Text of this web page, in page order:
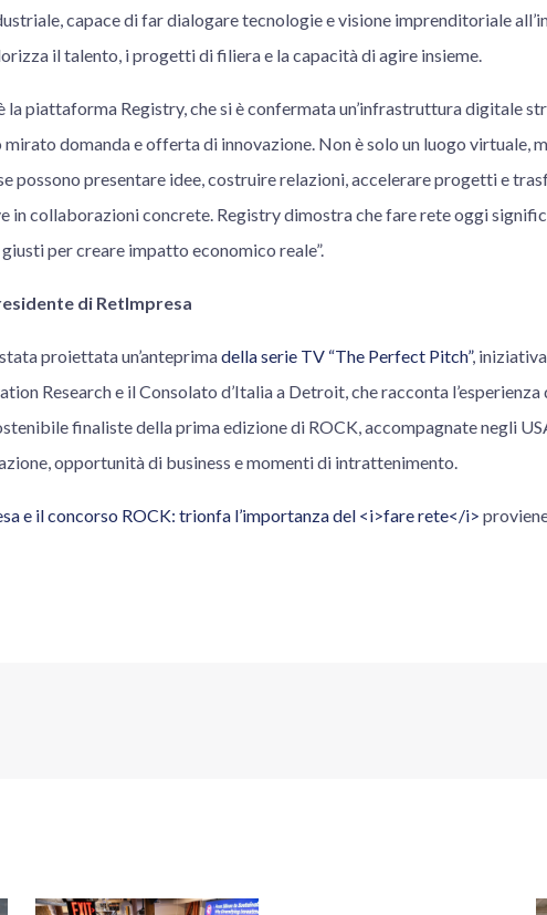
capace di far dialogare tecnologie e visione imprenditoriale
il talento, i progetti di filiera e la capacità di agire insieme.
la piattaforma Registry, che si è confermata un’infrastruttura digitale
domanda e offerta di innovazione. Non è solo un luogo virtuale,
possono presentare idee, costruire relazioni, accelerare progetti e
in collaborazioni concrete. Registry dimostra che fare rete oggi
per creare impatto economico reale”.
di RetImpresa
proiettata un’anteprimadella serie TV “The Perfect Pitch”,
Research e il Consolato d’Italia a Detroit, che racconta
finaliste della prima edizione di ROCK, accompagnate negli
opportunità di business e momenti di intrattenimento.
e il concorso ROCK: trionfa l’importanza del <i>fare rete</i>